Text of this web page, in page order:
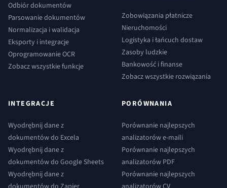
Odbiór dokumentów
Parsowanie dokumentów
Normalizacja i walidacja
Eksporty i integracje
Oprogramowanie OCR
Zobacz wszystkie funkcje
Zobowiązania płatnicze
Nieruchomości
Logistyka i łańcuch dostaw
Zasoby ludzkie
Bankowość i finanse
Zobacz wszystkie rozwiązania
INTEGRACJE
Wyodrębnij dane z
dokumentów do Excela
Wyodrębnij dane z
dokumentów do Google Sheets
Wyodrębnij dane z
PORÓWNANIA
Porównanie najlepszych
analizatorów e-maili
Porównanie najlepszych
analizatorów PDF
Porównanie najlepszych